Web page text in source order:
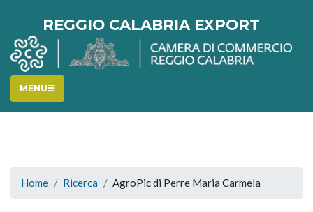
REGGIO CALABRIA EXPORT
MENU
Home Ricerca AgroPic di Perre Maria Carmela